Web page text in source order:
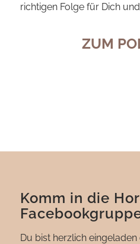
richtigen Folge für Dich
ZUM
Komm in die
Du bist herzlich